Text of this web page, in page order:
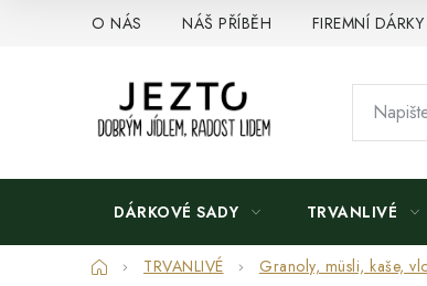
O NÁS NÁŠ PŘÍBĚH FIREMNÍ DÁRKY
DÁRKOVÉ SADY TRVANLIVÉ
DomůTRVANLIVÉ Granoly, müsli, kaše,